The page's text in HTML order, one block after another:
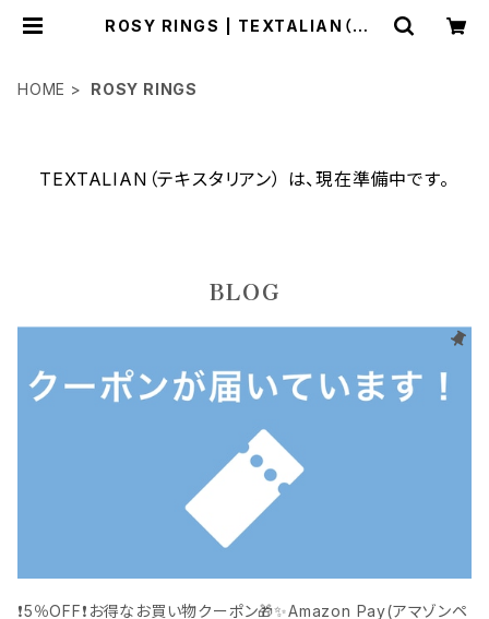
ROSY RINGS | TEXTALIAN（テキ
HOME ROSY RINGS
TEXTALIAN（テキスタリアン） は、現在準備中です。
BLOG
❗️5％OFF❗️お得なお買い物クーポン🎁️✨Amazon Pay(アマゾンペ